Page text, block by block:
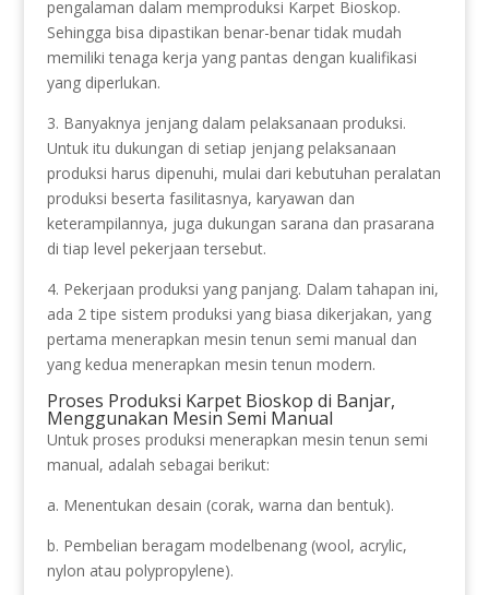
pengalaman dalam memproduksi Karpet Bioskop.
Sehingga bisa dipastikan benar-benar tidak mudah
memiliki tenaga kerja yang pantas dengan kualifikasi
yang diperlukan.
3. Banyaknya jenjang dalam pelaksanaan produksi.
Untuk itu dukungan di setiap jenjang pelaksanaan
produksi harus dipenuhi, mulai dari kebutuhan peralatan
produksi beserta fasilitasnya, karyawan dan
keterampilannya, juga dukungan sarana dan prasarana
di tiap level pekerjaan tersebut.
4. Pekerjaan produksi yang panjang. Dalam tahapan ini,
ada 2 tipe sistem produksi yang biasa dikerjakan, yang
pertama menerapkan mesin tenun semi manual dan
yang kedua menerapkan mesin tenun modern.
Proses Produksi Karpet Bioskop di Banjar,
Menggunakan Mesin Semi Manual
Untuk proses produksi menerapkan mesin tenun semi
manual, adalah sebagai berikut:
a. Menentukan desain (corak, warna dan bentuk).
b. Pembelian beragam modelbenang (wool, acrylic,
nylon atau polypropylene).